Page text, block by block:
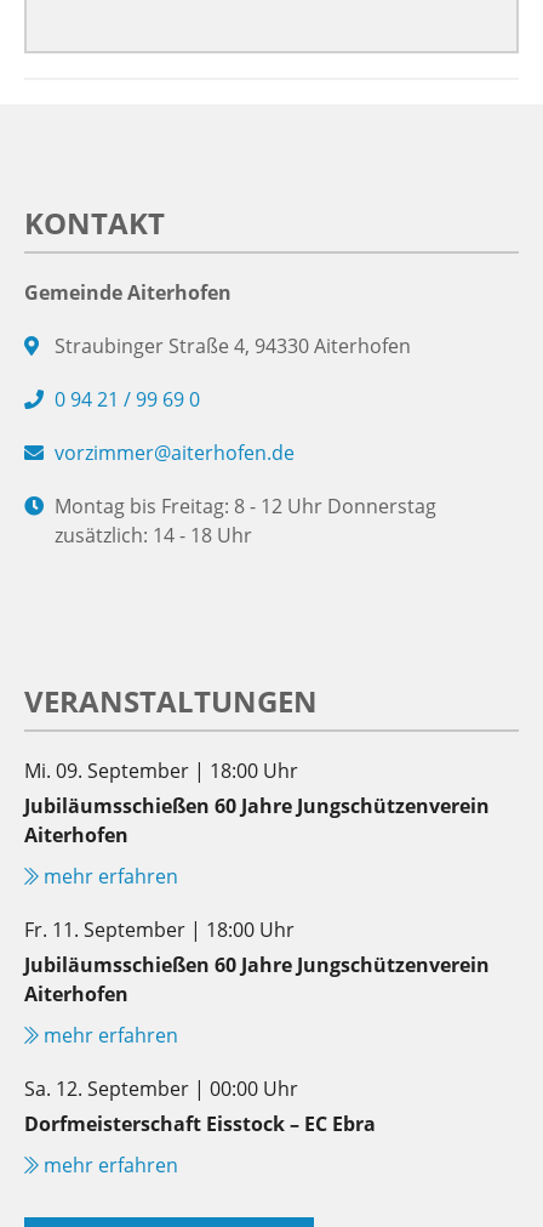
KONTAKT
Gemeinde Aiterhofen
Straubinger Straße 4, 94330 Aiterhofen
0 94 21 / 99 69 0
vorzimmer@aiterhofen.de
Montag bis Freitag: 8 - 12 Uhr Donnerstag
zusätzlich: 14 - 18 Uhr
VERANSTALTUNGEN
Mi. 09. September | 18:00 Uhr
Jubiläumsschießen 60 Jahre Jungschützenverein
Aiterhofen
mehr erfahren
Fr. 11. September | 18:00 Uhr
Jubiläumsschießen 60 Jahre Jungschützenverein
Aiterhofen
mehr erfahren
Sa. 12. September | 00:00 Uhr
Dorfmeisterschaft Eisstock – EC Ebra
mehr erfahren